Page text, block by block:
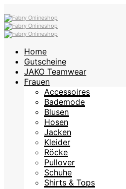
Home
Gutscheine
JAKO Teamwear
Frauen
Accessoires
Bademode
Blusen
Hosen
Jacken
Kleider
Röcke
Pullover
Schuhe
Shirts & Tops